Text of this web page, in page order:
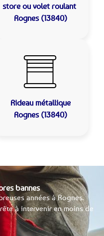
store ou volet roulant
Rognes (13840)
Rideau métallique
Rognes (13840)
bannes
années à Rognes.
à intervenir en moins de